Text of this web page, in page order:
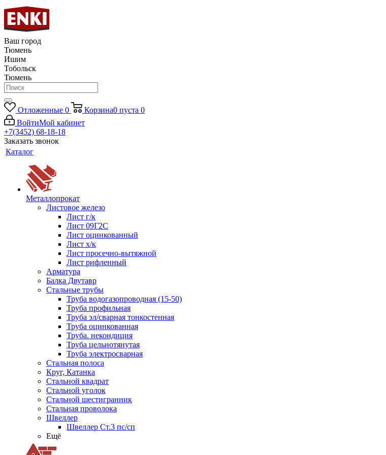
Ваш город
Тюмень
Ишим
Тобольск
Тюмень
Отложенные 0 Корзина0 пуста 0
ВойтиМой кабинет
+7(3452) 68-18-18
Заказать звонок
Каталог
Металлопрокат
Листовое железо
Лист г/к
Лист 09Г2С
Лист оцинкованный
Лист х/к
Лист просечно-вытяжной
Лист рифленный
Арматура
Балка Двутавр
Стальные трубы
Труба водогазопроводная (15-50)
Труба профильная
Труба эл/сварная тонкостенная
Труба оцинкованная
Труба. некондиция
Труба цельнотянутая
Труба электросварная
Стальная полоса
Круг, Катанка
Стальной квадрат
Стальной уголок
Стальной шестигранник
Стальная проволока
Швеллер
Швеллер Ст.3 пс/сп
Ещё